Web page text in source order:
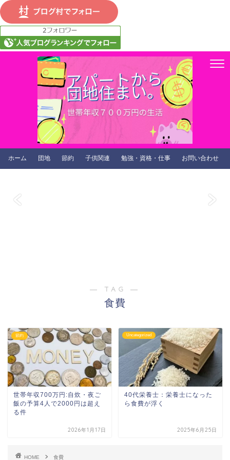
ホーム 団地 節約 子供関連 勉強・資格・仕事 お問い合わせ
― TAG ―
食費
節約
世帯年収700万円:自炊・夜ご
飯の予算4人で2000円は超え
る件
2026年1月17日
Uncategorized
40代栄養士：栄養士になった
ら食費が浮く
2025年6月25日
HOME 食費